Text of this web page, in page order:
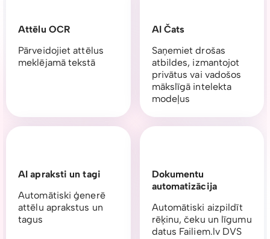
Attēlu OCR
Pārveidojiet attēlus
meklējamā tekstā
AI Čats
Saņemiet drošas
atbildes, izmantojot
privātus vai vadošos
mākslīgā intelekta
modeļus
AI apraksti un tagi
Automātiski ģenerē
attēlu aprakstus un
tagus
Dokumentu
automatizācija
Automātiski aizpildīt
rēķinu, čeku un līgumu
datus Failiem.lv DVS